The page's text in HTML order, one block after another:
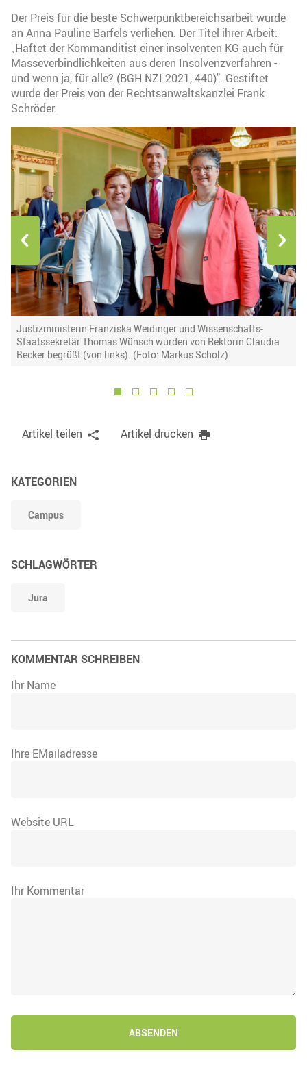
Der Preis für die beste Schwerpunktbereichsarbeit wurde
an Anna Pauline Barfels verliehen. Der Titel ihrer Arbeit:
„Haftet der Kommanditist einer insolventen KG auch für
Masseverbindlichkeiten aus deren Insolvenzverfahren -
und wenn ja, für alle? (BGH NZI 2021, 440)". Gestiftet
wurde der Preis von der Rechtsanwaltskanzlei Frank
Schröder.
Justizministerin Franziska Weidinger und Wissenschafts-
Staatssekretär Thomas Wünsch wurden von Rektorin Claudia
Becker begrüßt (von links). (Foto: Markus Scholz)
Artikel teilen Artikel drucken
KATEGORIEN
Campus
SCHLAGWÖRTER
Jura
KOMMENTAR SCHREIBEN
Ihr Name
Ihre EMailadresse
Website URL
Ihr Kommentar
ABSENDEN